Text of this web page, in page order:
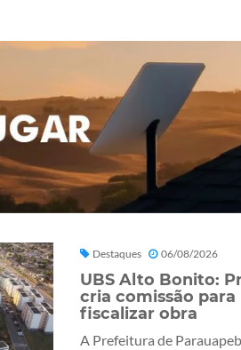
Destaques 06/08/2026
UBS Alto Bonito:
cria comissão para
fiscalizar obra
A Prefeitura de